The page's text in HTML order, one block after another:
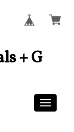
+ G
Toggle